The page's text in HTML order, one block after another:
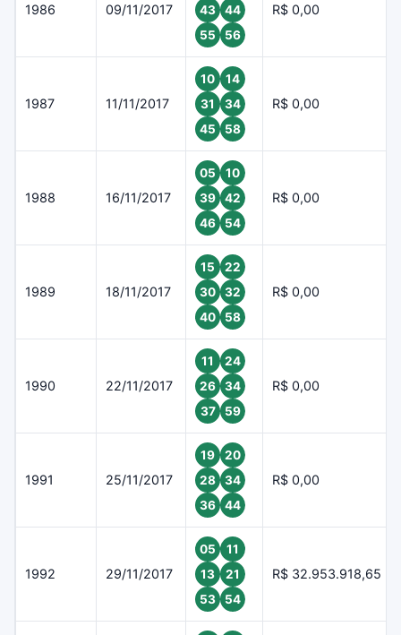
1986 09/11/2017
43
44
55
56
R$ 0,00
1987 11/11/2017
10
14
31
34
45
58
R$ 0,00
1988 16/11/2017
05
10
39
42
46
54
R$ 0,00
1989 18/11/2017
15
22
30
32
40
58
R$ 0,00
1990 22/11/2017
11
24
26
34
37
59
R$ 0,00
1991 25/11/2017
19
20
28
34
36
44
R$ 0,00
1992 29/11/2017
05
11
13
21
53
54
R$ 32.953.918,65